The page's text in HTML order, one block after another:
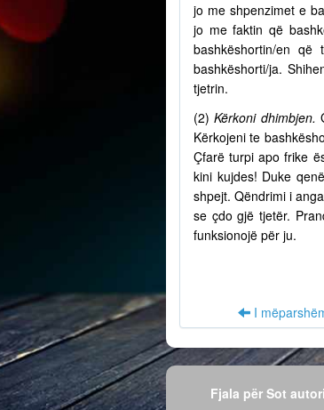
jo me shpenzimet e
jo me faktin që
bashkëshortin/en që
bashkëshorti/ja.
tjetrin.
(2)Kërkoni dhimbjen.
Kërkojeni te
Çfarë turpi apo frike
kini kujdes! Duke
shpejt. Qëndrimi i
se çdo gjë tjetër.
funksionojë për ju.
I
Fjala për Sot